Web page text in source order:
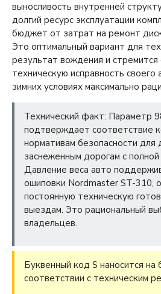
выносливость внутренней
долгий ресурс эксплуатации
бюджет от затрат на ремонт
Это оптимальный вариант для
результат вождения и стремится
техническую исправность
зимних условиях максимально
Технический факт: Параметр
подтверждает соответствие
нормативам безопасности для
заснеженным дорогам с полной
Давление веса авто
ошиповки Nordmaster ST-310,
постоянную техническую
выездам. Это рациональный
владельцев.
Буквенный код S наносится на
соответствии с техническим